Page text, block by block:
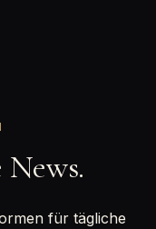
News.
für tägliche